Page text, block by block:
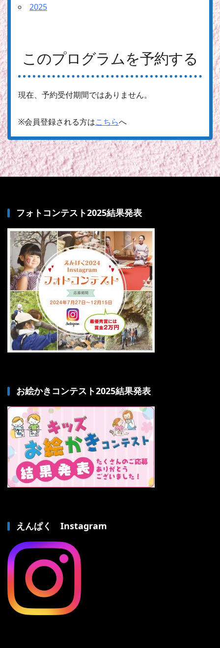
2025
このプログラムを予約する
現在、予約受付期間ではありません。
※会員登録される方はこちらへ
フォトコンテスト2025結果発表
お絵かきコンテスト2025結果発表
えんぱく Instagram